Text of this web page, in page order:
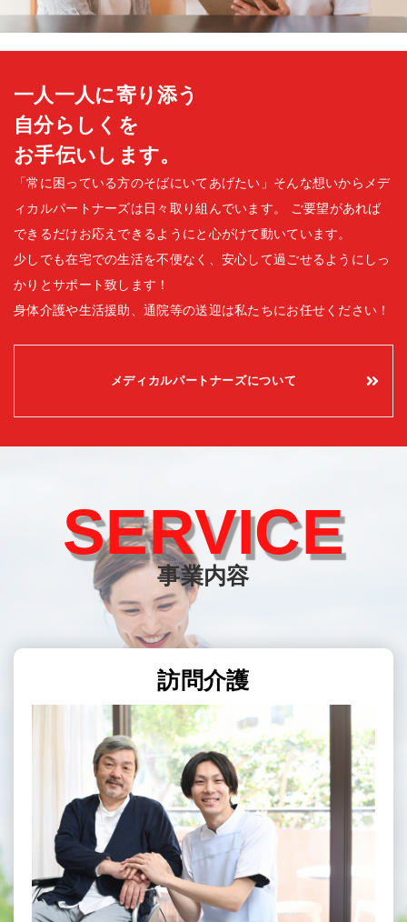
一人一人に寄り添う
自分らしくを
お手伝いします。
「常に困っている方のそばにいてあげたい」そんな想いからメデ
ィカルパートナーズは日々取り組んでいます。
ご要望があれば
できるだけお応えできるようにと心がけて動いています。
少しでも在宅での生活を不便なく、安心して過ごせるようにしっ
かりとサポート致します！
身体介護や生活援助、通院等の送迎は私たちにお任せください！
メディカルパートナーズについて
事業内容
SERVICE
訪問介護